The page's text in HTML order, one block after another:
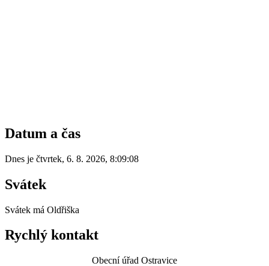
Datum a čas
Dnes je čtvrtek, 6. 8. 2026, 8:09:08
Svátek
Svátek má Oldřiška
Rychlý kontakt
Obecní úřad Ostravice